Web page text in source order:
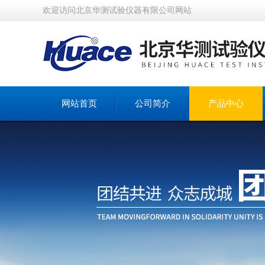
欢迎访问北京华测试验仪器有限公司网站
网站首页 公司简介 产品中心